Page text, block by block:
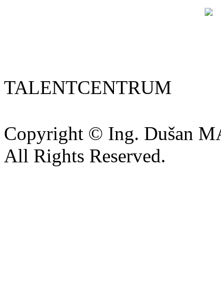
TALENTCENTRUM
Copyright © Ing. Dušan
All Rights Reserved.